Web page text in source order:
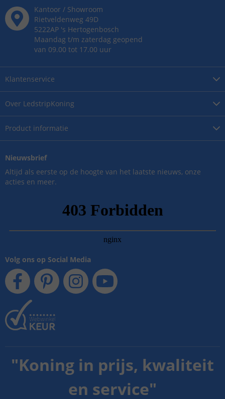
Over LedstripKoning
Product informatie
Klantenservice
Kantoor / Showroom
Rietveldenweg 49D
5222AP 's Hertogenbosch
Maandag t/m zaterdag geopend
van 09.00 tot 17.00 uur
Nieuwsbrief
Altijd als eerste op de hoogte van het laatste nieuws, onze
acties en meer.
Volg ons op Social Media
"Koning in prijs, kwaliteit
en service"